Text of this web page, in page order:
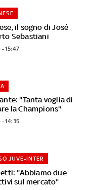
il sogno di José
Sebastiani
- 15:47
"Tanta voglia di
la Champions"
- 14:35
"Abbiamo due
sul mercato"
JUVE-INTER